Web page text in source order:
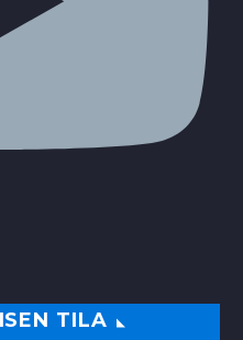
TILA